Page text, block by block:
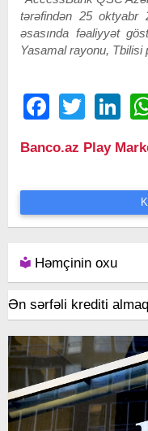
tərəfindən 25 oktyabr
əsasında fəaliyyət
Yasamal rayonu, Tbilisi
FacebookTwitter
Banco.az Play
Həmçinin oxu
Ən sərfəli krediti